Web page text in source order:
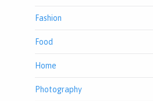
Fashion
Food
Home
Photography